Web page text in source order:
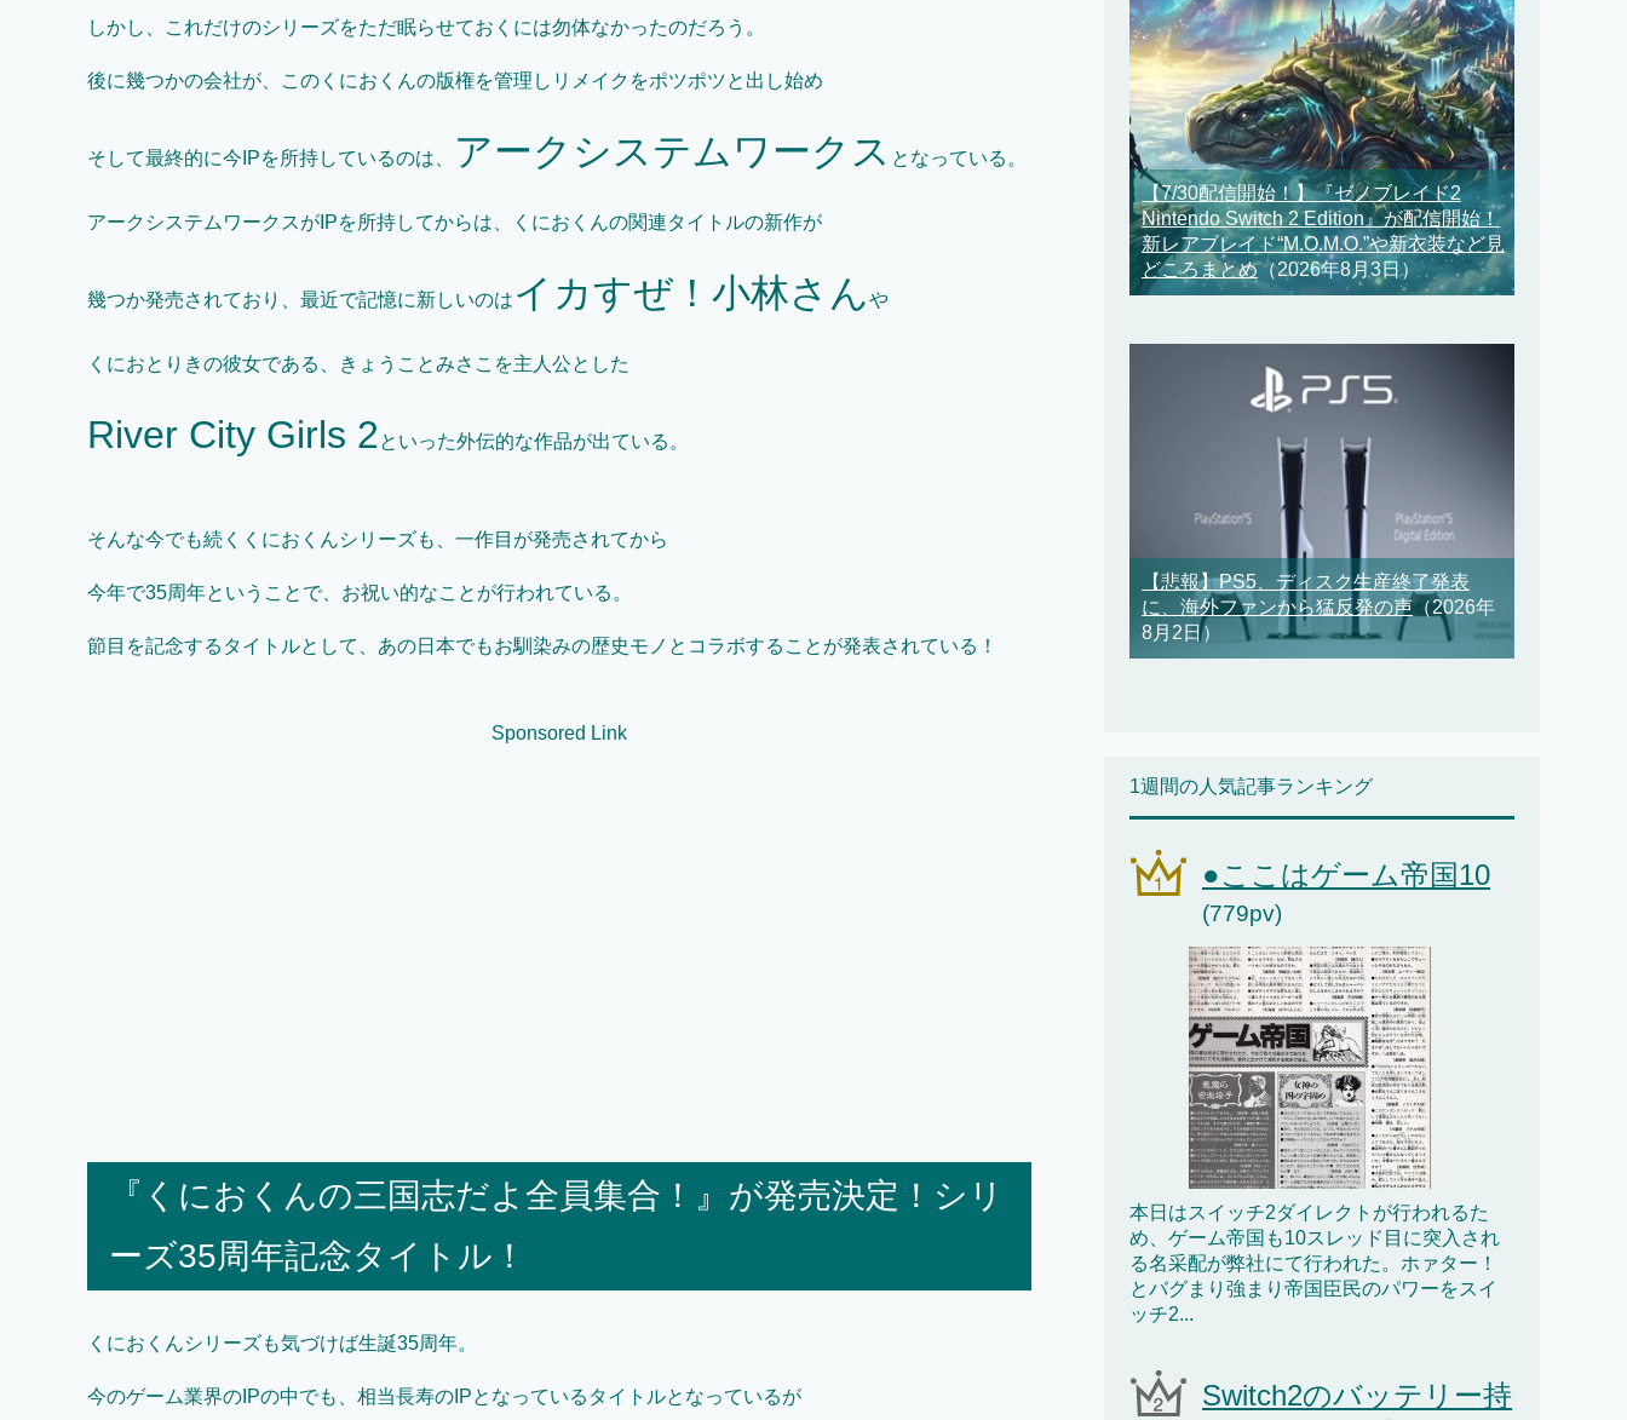
しかし、これだけのシリーズをただ眠らせておくには勿体なかったのだろう。
後に幾つかの会社が、このくにおくんの版権を管理しリメイクをポツポツと出し始め
そして最終的に今IPを所持しているのは、 アークシステムワークス となっている。
アークシステムワークスがIPを所持してからは、くにおくんの関連タイトルの新作が
幾つか発売されており、最近で記憶に新しいのは イカすぜ！小林さんや
くにおとりきの彼女である、きょうことみさこを主人公とした
River City Girls 2といった外伝的な作品が出ている。
そんな今でも続くくにおくんシリーズも、一作目が発売されてから
今年で35周年ということで、お祝い的なことが行われている。
節目を記念するタイトルとして、あの日本でもお馴染みの歴史モノとコラボすることが発表されている！
Sponsored Link
『くにおくんの三国志だよ全員集合！』が発売決定！シリ
ーズ35周年記念タイトル！
くにおくんシリーズも気づけば生誕35周年。
今のゲーム業界のIPの中でも、相当長寿のIPとなっているタイトルとなっているが
【7/30配信開始！】『ゼノブレイド2
Nintendo Switch 2 Edition』が配信開始！
新レアブレイド“M.O.M.O.”や新衣装など見
どころまとめ（2026年8月3日）
【悲報】PS5、ディスク生産終了発表
に、海外ファンから猛反発の声（2026年
8月2日）
1週間の人気記事ランキング
●ここはゲーム帝国10
(779pv)
本日はスイッチ2ダイレクトが行われるた
め、ゲーム帝国も10スレッド目に突入され
る名采配が弊社にて行われた。ホァター！
とバグまり強まり帝国臣民のパワーをスイ
ッチ2...
Switch2のバッテリー持